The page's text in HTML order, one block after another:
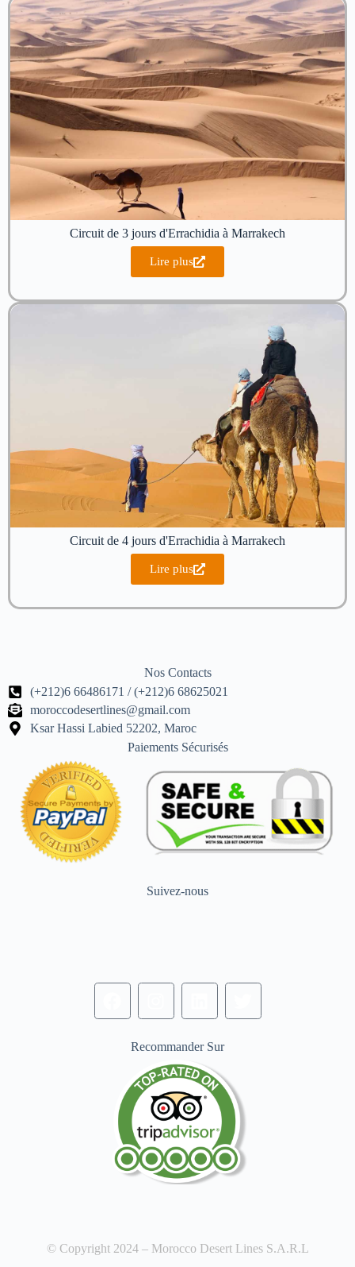
Circuit de 3 jours d'Errachidia à Marrakech
Lire plus
Circuit de 4 jours d'Errachidia à Marrakech
Lire plus
Nos Contacts
(+212)6 66486171 / (+212)6 68625021
moroccodesertlines@gmail.com
Ksar Hassi Labied 52202, Maroc
Paiements Sécurisés
Suivez-nous
Recommander Sur
© Copyright 2024 – Morocco Desert Lines S.A.R.L